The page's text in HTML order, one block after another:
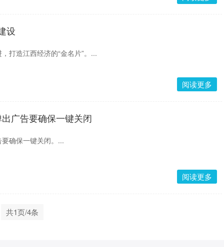
设
打造江西经济的“金名片”。...
阅读更多
广告要确保一键关闭
确保一键关闭。...
阅读更多
共1页/4条